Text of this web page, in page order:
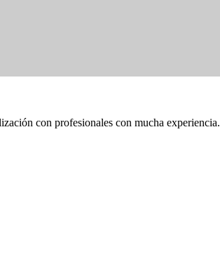
con profesionales con mucha experiencia.